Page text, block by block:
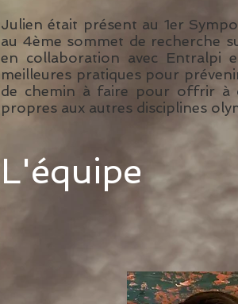
Julien était présent au 1er
au 4ème sommet de recherche
en collaboration avec Entralpi
meilleures pratiques pour
de chemin à faire pour offrir à
propres aux autres disciplines
L'équipe